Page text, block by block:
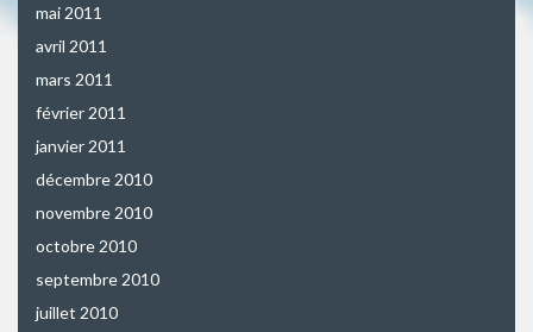
mai 2011
avril 2011
mars 2011
février 2011
janvier 2011
décembre 2010
novembre 2010
octobre 2010
septembre 2010
juillet 2010